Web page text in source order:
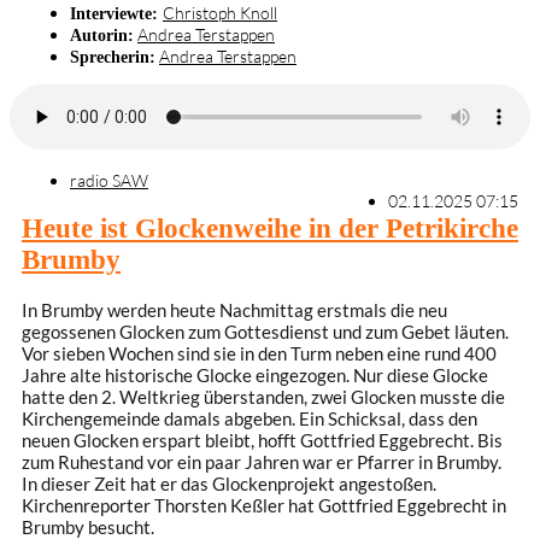
Interviewte: Christoph Knoll
Autorin: Andrea Terstappen
Sprecherin: Andrea Terstappen
radio SAW
02.11.2025 07:15
Heute ist Glockenweihe in der Petrikirche
Brumby
In Brumby werden heute Nachmittag erstmals die neu
gegossenen Glocken zum Gottesdienst und zum Gebet läuten.
Vor sieben Wochen sind sie in den Turm neben eine rund 400
Jahre alte historische Glocke eingezogen. Nur diese Glocke
hatte den 2. Weltkrieg überstanden, zwei Glocken musste die
Kirchengemeinde damals abgeben. Ein Schicksal, dass den
neuen Glocken erspart bleibt, hofft Gottfried Eggebrecht. Bis
zum Ruhestand vor ein paar Jahren war er Pfarrer in Brumby.
In dieser Zeit hat er das Glockenprojekt angestoßen.
Kirchenreporter Thorsten Keßler hat Gottfried Eggebrecht in
Brumby besucht.